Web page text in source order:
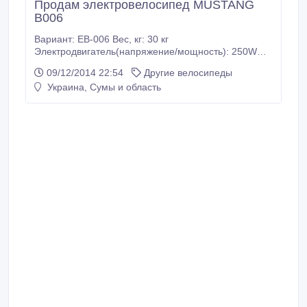
Продам электровелосипед MUSTANG
B006
Вариант: EB-006 Вес, кг: 30 кг
Электродвигатель(напряжение/мощность): 250W
км/ч Пробег на одном заряде: 45 км Максимальная
нагрузка: 120 кг.
09/12/2014 22:54
Другие велосипеды
Украина, Сумы и область